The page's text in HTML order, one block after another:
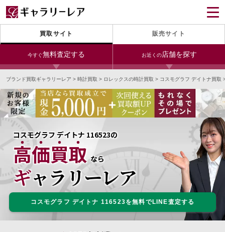
買取サイト 販売サイト
今すぐ無料査定する お近くの店舗を探す
今すぐLINE査定
24時間受付（対応時間10:00～19:00）
宅配買取を申し込む
今すぐ電話査定
受付時間 10:00～19:00
銀座本店 青山表参道店 新宿東口店
心斎橋本店
なんば店 神戸元町(三宮)店 LAB大阪
ブランド買取ギャラリーレア > 時計買取 > ロレックスの時計買取 > コスモグラフ デイトナ買取
コスモグラフ デイトナ 116523の
高価買取 なら
ギャラリーレア
コスモグラフ デイトナ 116523を無料でLINE査定する